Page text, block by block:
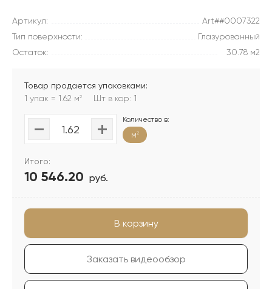
Артикул:
Art##0007322
Тип поверхности:
Глазурованный
Остаток:
30.78 м2
Товар продается упаковками:
1 упак = 1.62 м2 Шт в кор: 1
Количество в:
м2
Итого:
10 546.20 руб.
В корзину
Заказать видеообзор